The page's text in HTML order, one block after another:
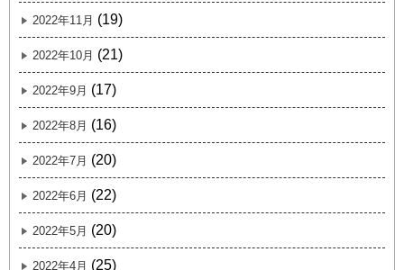
2022年11月 (19)
2022年10月 (21)
2022年9月 (17)
2022年8月 (16)
2022年7月 (20)
2022年6月 (22)
2022年5月 (20)
2022年4月 (25)